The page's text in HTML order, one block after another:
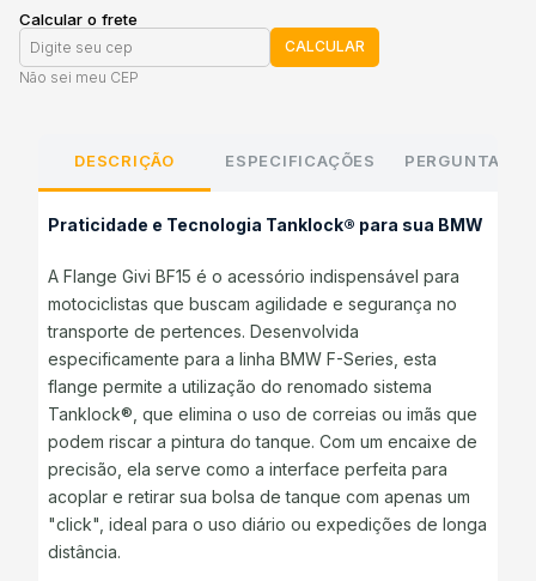
Calcular o frete
CALCULAR
Não sei meu CEP
DESCRIÇÃO ESPECIFICAÇÕES PERGUNTAS E
Praticidade e Tecnologia Tanklock® para sua BMW
A Flange Givi BF15 é o acessório indispensável para
motociclistas que buscam agilidade e segurança no
transporte de pertences. Desenvolvida
especificamente para a linha BMW F-Series, esta
flange permite a utilização do renomado sistema
Tanklock®, que elimina o uso de correias ou imãs que
podem riscar a pintura do tanque. Com um encaixe de
precisão, ela serve como a interface perfeita para
acoplar e retirar sua bolsa de tanque com apenas um
"click", ideal para o uso diário ou expedições de longa
distância.